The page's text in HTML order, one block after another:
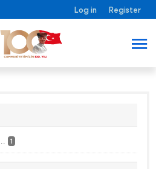
Log in Register
1